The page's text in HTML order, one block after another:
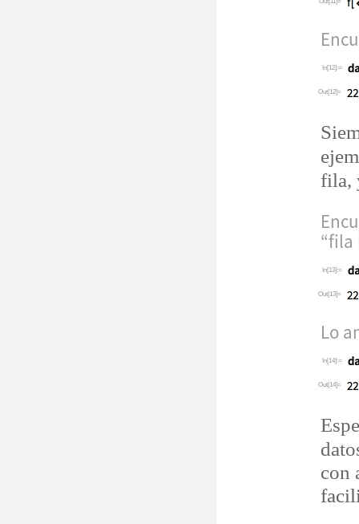
In[12]:=
Out[12]=
fila,
“fila
In[13]:=
Out[13]=
Lo
In[14]:=
Out[14]=
con